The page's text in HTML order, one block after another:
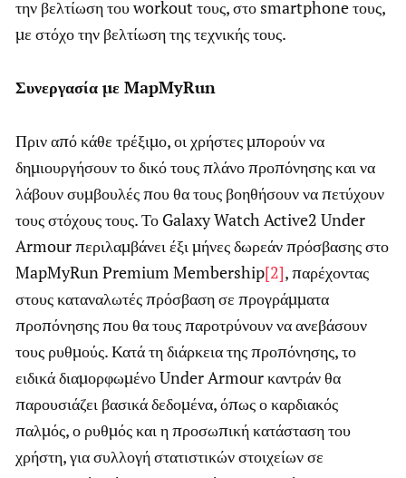
την βελτίωση του workout τους, στο smartphone τους,
με στόχο την βελτίωση της τεχνικής τους.
Συνεργασία με MapMyRun
Πριν από κάθε τρέξιμο, οι χρήστες μπορούν να
δημιουργήσουν το δικό τους πλάνο προπόνησης και να
λάβουν συμβουλές που θα τους βοηθήσουν να πετύχουν
τους στόχους τους. Το Galaxy Watch Active2 Under
Armour περιλαμβάνει έξι μήνες δωρεάν πρόσβασης στο
MapMyRun Premium Membership[2], παρέχοντας
στους καταναλωτές πρόσβαση σε προγράμματα
προπόνησης που θα τους παροτρύνουν να ανεβάσουν
τους ρυθμούς. Κατά τη διάρκεια της προπόνησης, το
ειδικά διαμορφωμένο Under Armour καντράν θα
παρουσιάζει βασικά δεδομένα, όπως ο καρδιακός
παλμός, ο ρυθμός και η προσωπική κατάσταση του
χρήστη, για συλλογή στατιστικών στοιχείων σε